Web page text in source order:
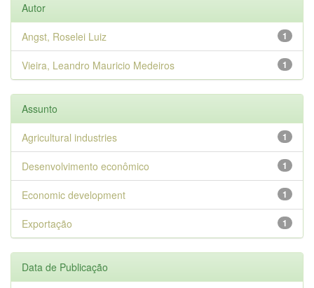
Autor
1
Angst, Roselei Luiz
1
Vieira, Leandro Mauricio Medeiros
Assunto
1
Agricultural industries
1
Desenvolvimento econômico
1
Economic development
1
Exportação
Data de Publicação